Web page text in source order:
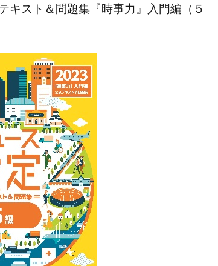
スト＆問題集『時事力』入門編（５